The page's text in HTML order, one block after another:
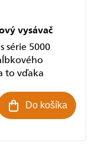
vysávač
Do košíka
série 5000
to vďaka